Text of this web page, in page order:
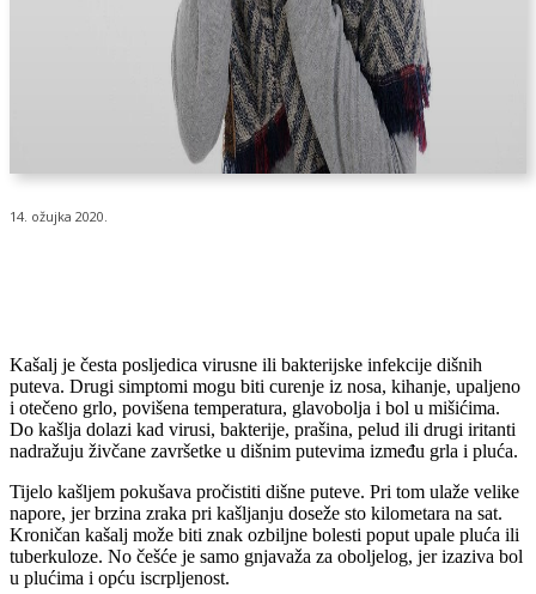
14. ožujka 2020.
Kašalj je česta posljedica virusne ili bakterijske infekcije dišnih
puteva. Drugi simptomi mogu biti curenje iz nosa, kihanje, upaljeno
i otečeno grlo, povišena temperatura, glavobolja i bol u mišićima.
Do kašlja dolazi kad virusi, bakterije, prašina, pelud ili drugi iritanti
nadražuju živčane završetke u dišnim putevima između grla i pluća.
Tijelo kašljem pokušava pročistiti dišne puteve. Pri tom ulaže velike
napore, jer brzina zraka pri kašljanju doseže sto kilometara na sat.
Kroničan kašalj može biti znak ozbiljne bolesti poput upale pluća ili
tuberkuloze. No češće je samo gnjavaža za oboljelog, jer izaziva bol
u plućima i opću iscrpljenost.